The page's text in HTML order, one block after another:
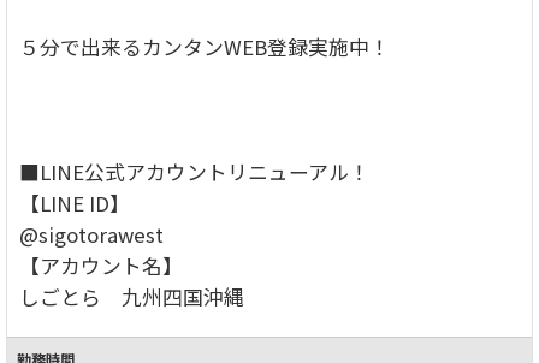
５分で出来るカンタンWEB登録実施中！
■LINE公式アカウントリニューアル！
【LINE ID】
@sigotorawest
【アカウント名】
しごとら 九州四国沖縄
勤務時間